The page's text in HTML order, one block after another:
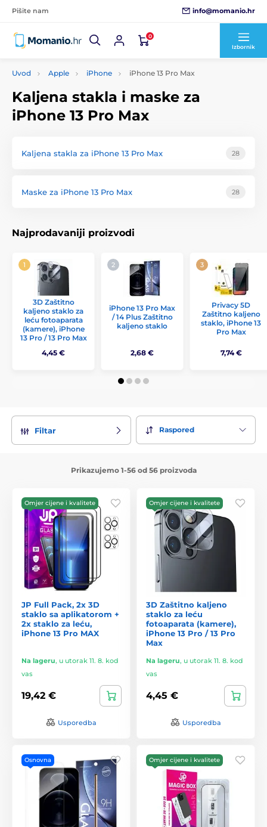
Pišite nam info@momanio.hr
0
Izbornik
Uvod Apple iPhone iPhone 13 Pro Max
Kaljena stakla i maske za
iPhone 13 Pro Max
Kaljena stakla za iPhone 13 Pro Max 28
Maske za iPhone 13 Pro Max 28
Najprodavaniji proizvodi
3D Zaštitno
kaljeno staklo za
leću fotoaparata
(kamere), iPhone
13 Pro / 13 Pro Max
4,45 €
iPhone 13 Pro Max
/ 14 Plus Zaštitno
kaljeno staklo
2,68 €
Privacy 5D
Zaštitno kaljeno
staklo, iPhone 13
Pro Max
7,74 €
Filtar Raspored
Prikazujemo 1-56 od 56 proizvoda
Omjer cijene i kvalitete
JP Full Pack, 2x 3D
staklo sa aplikatorom +
2x staklo za leću,
iPhone 13 Pro MAX
Na lageru, u utorak 11. 8. kod
vas
19,42 €
Usporedba
Omjer cijene i kvalitete
3D Zaštitno kaljeno
staklo za leću
fotoaparata (kamere),
iPhone 13 Pro / 13 Pro
Max
Na lageru, u utorak 11. 8. kod
vas
4,45 €
Usporedba
Osnovna Omjer cijene i kvalitete